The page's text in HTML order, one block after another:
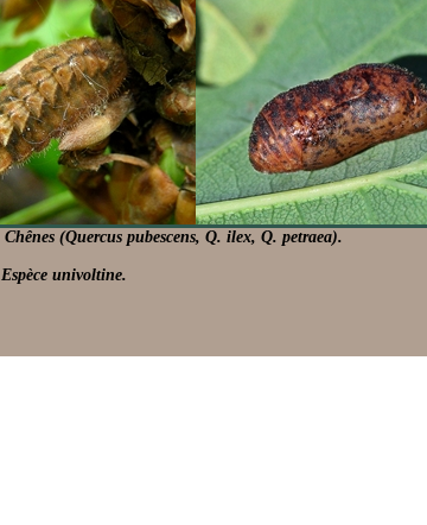
Chênes (Quercus pubescens, Q. ilex, Q. petraea).
Espèce univoltine.